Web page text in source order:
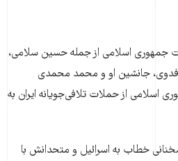
جمهوری اسلامی از جمله حسین سلامی،
فدوی، جانشین او و محمد محمدی
اسلامی از حملات تلافی‌جویانه ایران به
خطاب به اسرائیل و متحدانش با